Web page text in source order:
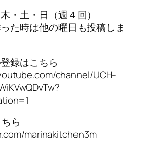
・土・日（週４回）
た時は他の曜日も投稿しま
録はこちら
channel/UCH-
ら
marinakitchen3m